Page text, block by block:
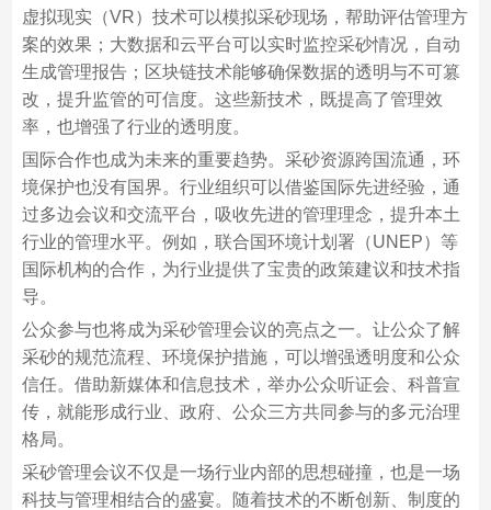
虚拟现实（VR）技术可以模拟采砂现场，帮助评估管理方
案的效果；大数据和云平台可以实时监控采砂情况，自动
生成管理报告；区块链技术能够确保数据的透明与不可篡
改，提升监管的可信度。这些新技术，既提高了管理效
率，也增强了行业的透明度。
国际合作也成为未来的重要趋势。采砂资源跨国流通，环
境保护也没有国界。行业组织可以借鉴国际先进经验，通
过多边会议和交流平台，吸收先进的管理理念，提升本土
行业的管理水平。例如，联合国环境计划署（UNEP）等
国际机构的合作，为行业提供了宝贵的政策建议和技术指
导。
公众参与也将成为采砂管理会议的亮点之一。让公众了解
采砂的规范流程、环境保护措施，可以增强透明度和公众
信任。借助新媒体和信息技术，举办公众听证会、科普宣
传，就能形成行业、政府、公众三方共同参与的多元治理
格局。
采砂管理会议不仅是一场行业内部的思想碰撞，也是一场
科技与管理相结合的盛宴。随着技术的不断创新、制度的